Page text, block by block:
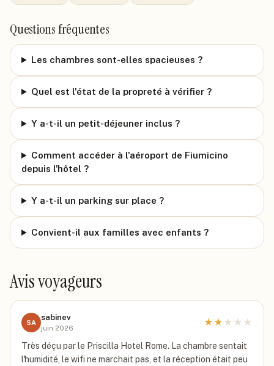
Questions fréquentes
Les chambres sont-elles spacieuses ?
Quel est l'état de la propreté à vérifier ?
Y a-t-il un petit-déjeuner inclus ?
Comment accéder à l'aéroport de Fiumicino
depuis l'hôtel ?
Y a-t-il un parking sur place ?
Convient-il aux familles avec enfants ?
Avis voyageurs
SA
sabinev
juin 2026
★★ ★ ★ ★
Très déçu par le Priscilla Hotel Rome. La chambre sentait
l'humidité, le wifi ne marchait pas, et la réception était peu